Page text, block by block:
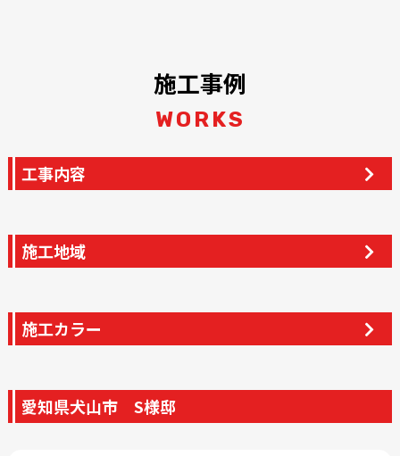
施工事例
WORKS
工事内容
施工地域
施工カラー
愛知県犬山市 S様邸